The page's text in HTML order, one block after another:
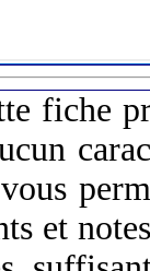
fiche
et